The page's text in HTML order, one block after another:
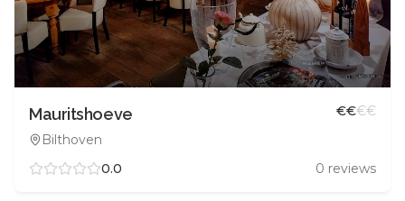
Mauritshoeve
Bilthoven
€€€€
0.0 0 reviews